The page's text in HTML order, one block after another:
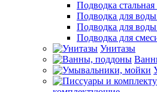
Подводка
Подводка для
Подводка для
Подводка для
Унитазы